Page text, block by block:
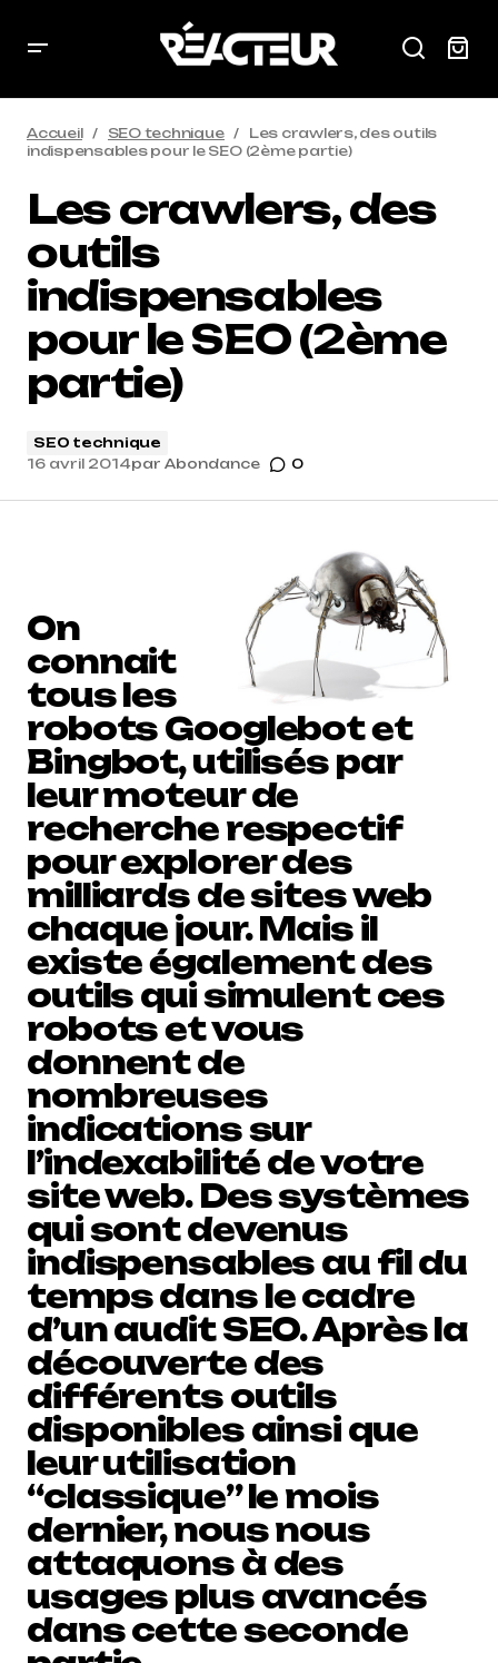
Accueil SEO technique
Les crawlers, des outils
indispensables pour le SEO (2ème partie)
Les crawlers, des
outils
indispensables
pour le SEO (2ème
partie)
SEO technique
16 avril 2014par Abondance 0
On
connait
tous les
robots Googlebot et
Bingbot, utilisés par
leur moteur de
recherche respectif
pour explorer des
milliards de sites web
chaque jour. Mais il
existe également des
outils qui simulent ces
robots et vous
donnent de
nombreuses
indications sur
l’indexabilité de votre
site web. Des systèmes
qui sont devenus
indispensables au fil du
temps dans le cadre
d’un audit SEO. Après la
découverte des
différents outils
disponibles ainsi que
leur utilisation
“classique” le mois
dernier, nous nous
attaquons à des
usages plus avancés
dans cette seconde